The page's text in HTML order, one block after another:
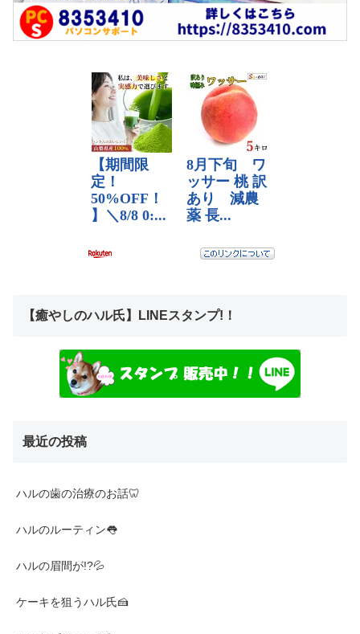
【癒やしのハル氏】LINEスタンプ!！
最近の投稿
ハルの歯の治療のお話🦷
ハルのルーティン👅
ハルの眉間が!?💦
ケーキを狙うハル氏🍰